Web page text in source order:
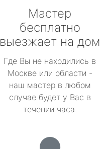
Мастер
бесплатно
выезжает на дом
Где Вы не находились в
Москве или области -
наш мастер в любом
случае будет у Вас в
течении часа.